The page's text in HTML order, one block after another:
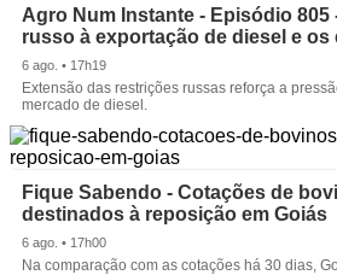
Agro Num Instante - Episódio
russo à exportação de diesel e os
6 ago. • 17h19
Extensão das restrições russas reforça a
mercado de diesel.
Fique Sabendo - Cotações de
destinados à reposição em Goiás
6 ago. • 17h00
Na comparação com as cotações há 30 dias,